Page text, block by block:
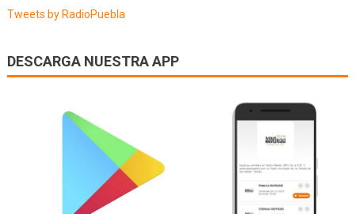
Tweets by RadioPuebla
DESCARGA NUESTRA APP